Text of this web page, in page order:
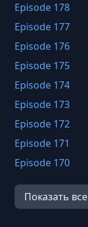
Episode 178
Episode 177
Episode 176
Episode 175
Episode 174
Episode 173
Episode 172
Episode 171
Episode 170
Episode 169
Episode 168
Показать все